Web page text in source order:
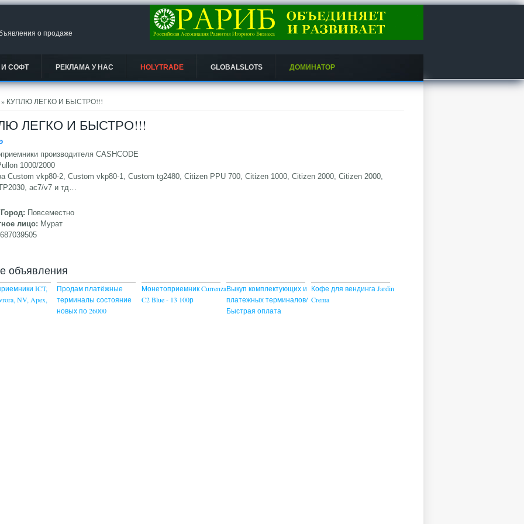
о продаже
СОФТ РЕКЛАМА У НАС HOLYTRADE GLOBALSLOTS ДОМИНАТОР
» КУПЛЮ ЛЕГКО И БЫСТРО!!!
ЛЕГКО И БЫСТРО!!!
производителя CASHCODE
1000/2000
Custom vkp80-2, Custom vkp80-1, Custom tg2480, Citizen PPU 700, Citizen 1000, Citizen 2000, Citizen 2000,
aс7/v7 и тд…
Повсеместно
лицо: Мурат
объявления
ICT,
NV, Apex,
Продам платёжные
терминалы состояние
новых по 26000
Монетоприемник Currenza
C2 Blue - 13 100р
Выкуп комплектующих и
платежных терминалов/
Быстрая оплата
Кофе для вендинга Jardin
Crema